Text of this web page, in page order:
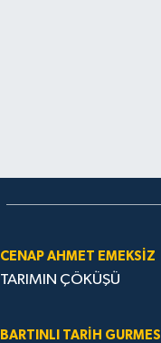
CENAP AHMET EMEKSİZ
TARIMIN ÇÖKÜŞÜ
BARTINLI TARIH GURMESI